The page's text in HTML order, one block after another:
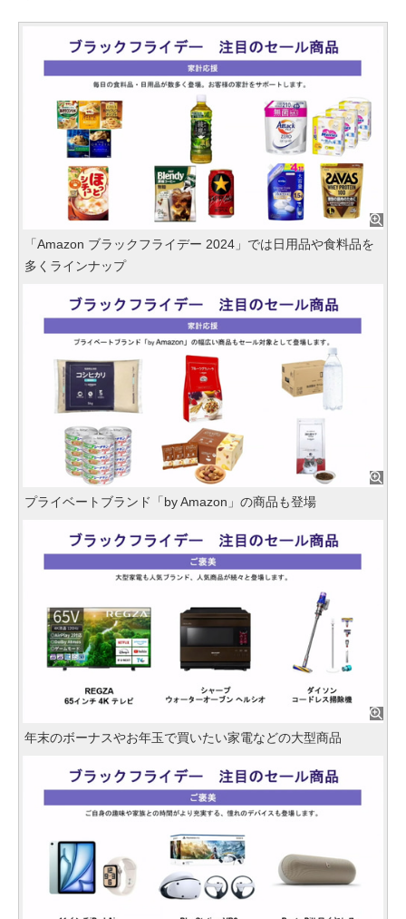
「Amazon ブラックフライデー 2024」では日用品や食料品を
多くラインナップ
プライベートブランド「by Amazon」の商品も登場
年末のボーナスやお年玉で買いたい家電などの大型商品